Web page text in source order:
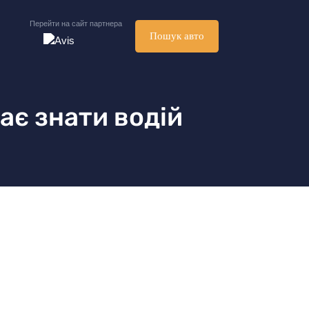
Перейти на сайт партнера
Пошук авто
знати водій